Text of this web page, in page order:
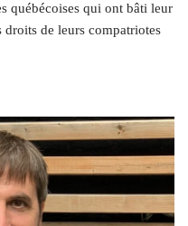
québécoises qui ont bâti leur
de leurs compatriotes